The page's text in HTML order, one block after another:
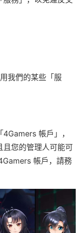
我們的某些「服
帳戶」，
且您的管理人可能可
帳戶，請務